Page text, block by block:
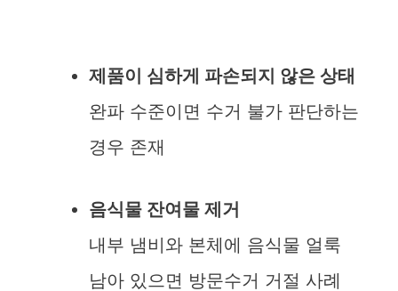
제품이 심하게 파손되지 않은 상태
완파 수준이면 수거 불가 판단하는
경우 존재
음식물 잔여물 제거
내부 냄비와 본체에 음식물 얼룩
남아 있으면 방문수거 거절 사례